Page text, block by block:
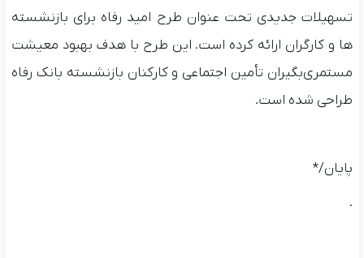
تسهیلات جدیدی تحت عنوان طرح امید رفاه برای بازنشسته
ها و کارگران ارائه کرده است. این طرح با هدف بهبود معیشت
مستمری‌بگیران تأمین اجتماعی و کارکنان بازنشسته بانک رفاه
طراحی شده است.
پایان/*
.